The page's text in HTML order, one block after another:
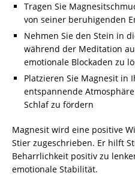
Tragen Sie
von seiner beruhigenden
Nehmen Sie den Stein in
während der Meditation
emotionale Blockaden zu
Platzieren Sie Magnesit in
entspannende
Schlaf zu fördern
Magnesit wird eine positive
Stier zugeschrieben. Er hilft
Beharrlichkeit positiv zu
emotionale Stabilität.